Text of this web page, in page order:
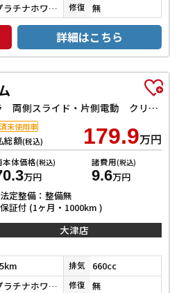
プラチナホワイトパール 修復 無
詳細はこちら
ベースグレード バックカメラ 両側スライド・片側電動 クリアランスソナー オートクルーズコントロール レーンアシスト オートライト スマートキー アイドリングストップ 電動格納ミラー シートヒーター ベンチシート
総額(税込) 179.9万円
本体価格(税込)
万円
諸費用(税込)
9.6万円
法定整備：整備無
保証付 (1ヶ月・1000km )
未使用車
大津店
排気 660cc
プラチナホワイトパール 修復 無